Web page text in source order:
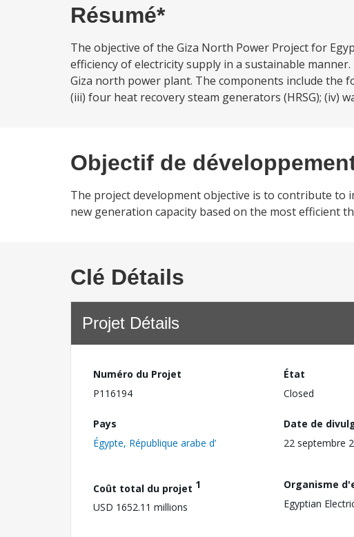
Résumé*
The objective of the Giza North Power Project for
efficiency of electricity supply in a sustainable
Giza north power plant. The components include the
(iii) four heat recovery steam generators (HRSG); (iv)
Objectif de
The project development objective is to contribute to
new generation capacity based on the most efficient
Clé Détails
Projet Détails
Numéro du Projet
P116194
État
Closed
Pays
Égypte, République arabe d’
Date de
22 septembre
Coût total du projet 1
USD 1652.11 millions
Organisme
Egyptian